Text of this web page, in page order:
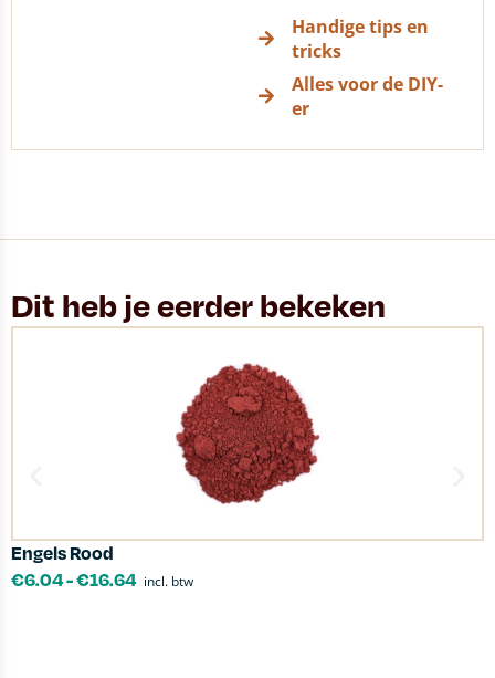
Handige tips en
tricks
Alles voor de DIY-
er
Dit heb je eerder bekeken
Engels Rood
€6.04-€16.64 incl. btw